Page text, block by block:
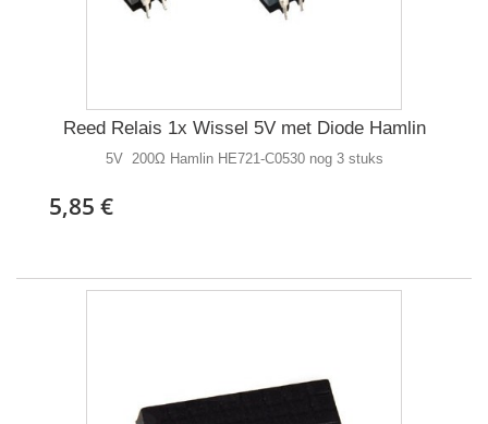
Reed Relais 1x Wissel 5V met Diode Hamlin
5V 200Ω Hamlin HE721-C0530 nog 3 stuks
5,85 €